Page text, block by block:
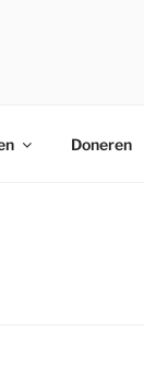
Doneren